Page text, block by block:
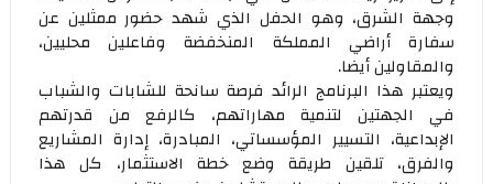
وجهة الشرق، وهو الحفل الذي شهد حضور ممثلين عن
سفارة أراضي المملكة المنخفضة وفاعلين محليين،
والمقاولين أيضا.
ويعتبر هذا البرنامج الرائد فرصة سانحة للشابات والشباب
في الجهتين لتنمية مهاراتهم، كالرفع من قدرتهم
الإبداعية، التسيير المؤسساتي، المبادرة، إدارة المشاريع
والفرق، تلقين طريقة وضع خطة الاستثمار، كل هذا